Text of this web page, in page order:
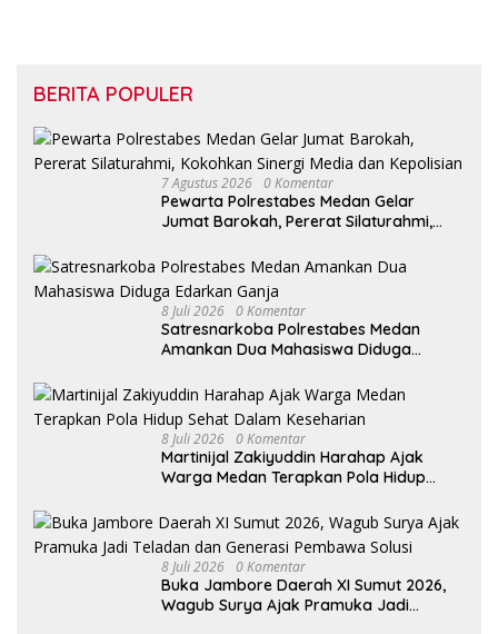
BERITA POPULER
7 Agustus 2026 0 Komentar
Pewarta Polrestabes Medan Gelar
Jumat Barokah, Pererat Silaturahmi,
8 Juli 2026 0 Komentar
Satresnarkoba Polrestabes Medan
Amankan Dua Mahasiswa Diduga
8 Juli 2026 0 Komentar
Martinijal Zakiyuddin Harahap Ajak
Warga Medan Terapkan Pola Hidup
8 Juli 2026 0 Komentar
Buka Jambore Daerah XI Sumut 2026,
Wagub Surya Ajak Pramuka Jadi